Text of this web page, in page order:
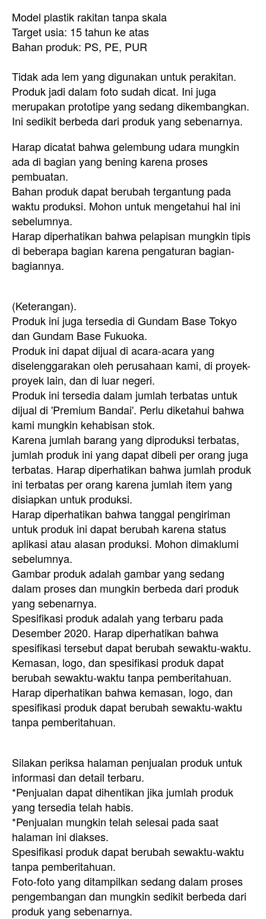
Model plastik rakitan tanpa skala
Target usia: 15 tahun ke atas
Bahan produk: PS, PE, PUR
Tidak ada lem yang digunakan untuk perakitan.
Produk jadi dalam foto sudah dicat. Ini juga
merupakan prototipe yang sedang dikembangkan.
Ini sedikit berbeda dari produk yang sebenarnya.
Harap dicatat bahwa gelembung udara mungkin
ada di bagian yang bening karena proses
pembuatan.
Bahan produk dapat berubah tergantung pada
waktu produksi. Mohon untuk mengetahui hal ini
sebelumnya.
Harap diperhatikan bahwa pelapisan mungkin tipis
di beberapa bagian karena pengaturan bagian-
bagiannya.
(Keterangan).
Produk ini juga tersedia di Gundam Base Tokyo
dan Gundam Base Fukuoka.
Produk ini dapat dijual di acara-acara yang
diselenggarakan oleh perusahaan kami, di proyek-
proyek lain, dan di luar negeri.
Produk ini tersedia dalam jumlah terbatas untuk
dijual di 'Premium Bandai'. Perlu diketahui bahwa
kami mungkin kehabisan stok.
Karena jumlah barang yang diproduksi terbatas,
jumlah produk ini yang dapat dibeli per orang juga
terbatas. Harap diperhatikan bahwa jumlah produk
ini terbatas per orang karena jumlah item yang
disiapkan untuk produksi.
Harap diperhatikan bahwa tanggal pengiriman
untuk produk ini dapat berubah karena status
aplikasi atau alasan produksi. Mohon dimaklumi
sebelumnya.
Gambar produk adalah gambar yang sedang
dalam proses dan mungkin berbeda dari produk
yang sebenarnya.
Spesifikasi produk adalah yang terbaru pada
Desember 2020. Harap diperhatikan bahwa
spesifikasi tersebut dapat berubah sewaktu-waktu.
Kemasan, logo, dan spesifikasi produk dapat
berubah sewaktu-waktu tanpa pemberitahuan.
Harap diperhatikan bahwa kemasan, logo, dan
spesifikasi produk dapat berubah sewaktu-waktu
tanpa pemberitahuan.
Silakan periksa halaman penjualan produk untuk
informasi dan detail terbaru.
*Penjualan dapat dihentikan jika jumlah produk
yang tersedia telah habis.
*Penjualan mungkin telah selesai pada saat
halaman ini diakses.
Spesifikasi produk dapat berubah sewaktu-waktu
tanpa pemberitahuan.
Foto-foto yang ditampilkan sedang dalam proses
pengembangan dan mungkin sedikit berbeda dari
produk yang sebenarnya.